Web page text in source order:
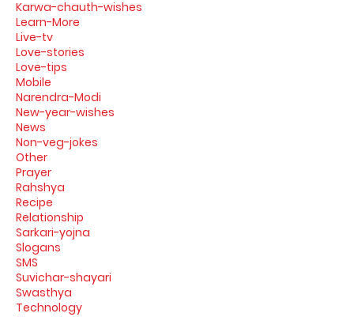
Karwa-chauth-wishes
Learn-More
Live-tv
Love-stories
Love-tips
Mobile
Narendra-Modi
New-year-wishes
News
Non-veg-jokes
Other
Prayer
Rahshya
Recipe
Relationship
Sarkari-yojna
Slogans
SMS
Suvichar-shayari
Swasthya
Technology